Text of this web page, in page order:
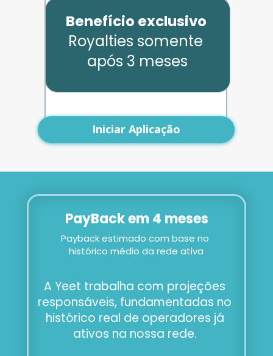
Iniciar Aplicação
Royalties somente
após 3 meses
Benefício exclusivo
PayBack em 4 meses
Payback estimado com base no
histórico médio da rede ativa
A Yeet trabalha com projeções
responsáveis, fundamentadas no
histórico real de operadores já
ativos na nossa rede.